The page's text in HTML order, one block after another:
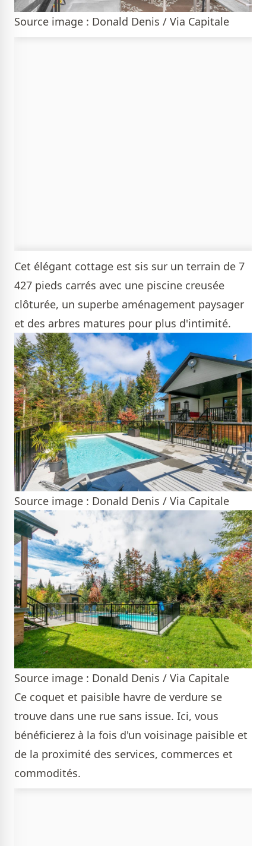
Source image : Donald Denis / Via Capitale
Cet élégant cottage est sis sur un terrain de 7
427 pieds carrés avec une piscine creusée
clôturée, un superbe aménagement paysager
et des arbres matures pour plus d'intimité.
Source image : Donald Denis / Via Capitale
Source image : Donald Denis / Via Capitale
Ce coquet et paisible havre de verdure se
trouve dans une rue sans issue. Ici, vous
bénéficierez à la fois d'un voisinage paisible et
de la proximité des services, commerces et
commodités.